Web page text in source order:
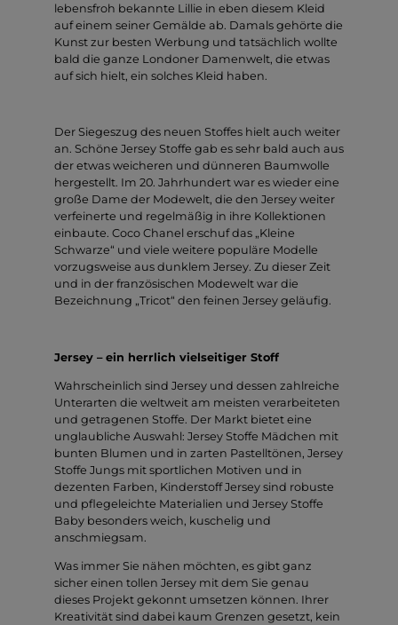
lebensfroh bekannte Lillie in eben diesem Kleid
auf einem seiner Gemälde ab. Damals gehörte die
Kunst zur besten Werbung und tatsächlich wollte
bald die ganze Londoner Damenwelt, die etwas
auf sich hielt, ein solches Kleid haben.
Der Siegeszug des neuen Stoffes hielt auch weiter
an. Schöne Jersey Stoffe gab es sehr bald auch aus
der etwas weicheren und dünneren Baumwolle
hergestellt. Im 20. Jahrhundert war es wieder eine
große Dame der Modewelt, die den Jersey weiter
verfeinerte und regelmäßig in ihre Kollektionen
einbaute. Coco Chanel erschuf das „Kleine
Schwarze“ und viele weitere populäre Modelle
vorzugsweise aus dunklem Jersey. Zu dieser Zeit
und in der französischen Modewelt war die
Bezeichnung „Tricot“ den feinen Jersey geläufig.
Jersey – ein herrlich vielseitiger Stoff
Wahrscheinlich sind Jersey und dessen zahlreiche
Unterarten die weltweit am meisten verarbeiteten
und getragenen Stoffe. Der Markt bietet eine
unglaubliche Auswahl: Jersey Stoffe Mädchen mit
bunten Blumen und in zarten Pastelltönen, Jersey
Stoffe Jungs mit sportlichen Motiven und in
dezenten Farben, Kinderstoff Jersey sind robuste
und pflegeleichte Materialien und Jersey Stoffe
Baby besonders weich, kuschelig und
anschmiegsam.
Was immer Sie nähen möchten, es gibt ganz
sicher einen tollen Jersey mit dem Sie genau
dieses Projekt gekonnt umsetzen können. Ihrer
Kreativität sind dabei kaum Grenzen gesetzt, kein